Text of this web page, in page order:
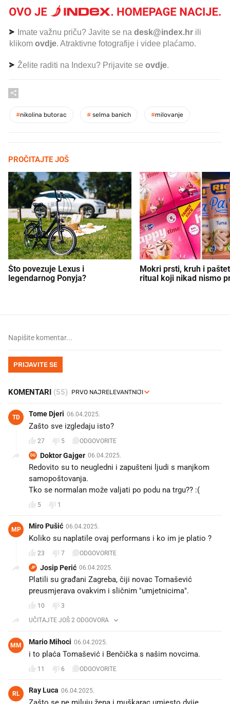
Imate važnu priču? Javite se na desk@index.hr ili
klikom ovdje. Atraktivne fotografije i videe plaćamo.
Želite raditi na Indexu? Prijavite se ovdje.
#nikolina butorac # selma banich #milovanje
PROČITAJTE JOŠ
Što povezuje Lexus i
legendarnog Ponyja?
Mokri prsti, kruh i
ritual koji nikad nismo
PRIJAVITE SE
KOMENTARI (55)
TD Tome Djeri 06.04.2025.
Zašto sve izgledaju isto?
27 5 ODGOVORITE
DG Doktor Gajger 06.04.2025.
Redovito su to neugledni i zapušteni ljudi s manjkom
samopoštovanja.
Tko se normalan može valjati po podu na trgu?? :(
5 1
MP Miro Pušić 06.04.2025.
Koliko su naplatile ovaj performans i ko im je platio ?
23 7 ODGOVORITE
JP Josip Perić 06.04.2025.
Platili su građani Zagreba, čiji novac Tomašević
preusmjerava ovakvim i sličnim "umjetnicima".
10
3
UČITAJTE JOŠ 2 ODGOVORA
MM Mario Mihoci 06.04.2025.
i to plaća Tomašević i Benčička s našim novcima.
11 6 ODGOVORITE
RL Ray Luca 06.04.2025.